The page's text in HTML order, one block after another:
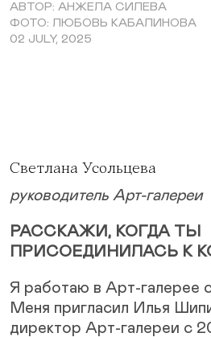
АВТОР: АНЖЕЛА СИЛЕВА
ФОТО: ЛЮБОВЬ КАБАЛИНОВА
02 JULY, 2025
Светлана Усольцева
руководитель Арт-галереи
РАССКАЖИ, КОГДА ТЫ
ПРИСОЕДИНИЛАСЬ К
Я работаю в Арт-галерее
Меня пригласил Илья
директор Арт-галереи с